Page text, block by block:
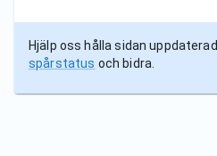
Hjälp oss hålla sidan uppdaterad.
spårstatus och bidra.